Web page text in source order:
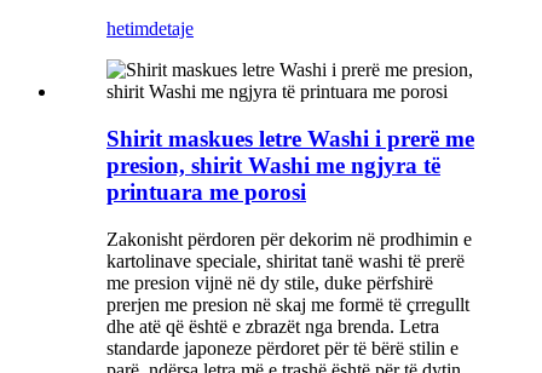
hetimdetaje
Shirit maskues letre Washi i prerë me
presion, shirit Washi me ngjyra të
printuara me porosi
Zakonisht përdoren për dekorim në prodhimin e
kartolinave speciale, shiritat tanë washi të prerë
me presion vijnë në dy stile, duke përfshirë
prerjen me presion në skaj me formë të çrregullt
dhe atë që është e zbrazët nga brenda. Letra
standarde japoneze përdoret për të bërë stilin e